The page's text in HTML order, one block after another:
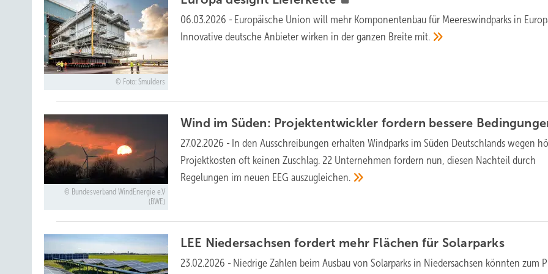
Foto: Smulders
06.03.2026 - Europäische Union will mehr Komponentenbau für Meereswindparks in
Innovative deutsche Anbieter wirken in der ganzen Breite mit.
Bundesverband WindEnergie e.V
(BWE)
Wind im Süden: Projektentwickler fordern bessere
27.02.2026 - In den Ausschreibungen erhalten Windparks im Süden Deutschlands wegen
Projektkosten oft keinen Zuschlag. 22 Unternehmen fordern nun, diesen Nachteil durch
Regelungen im neuen EEGauszugleichen.
LEE Niedersachsen fordert mehr Flächen für Solarparks
23.02.2026 - Niedrige Zahlen beim Ausbau von Solarparks in Niedersachsen könnten zum